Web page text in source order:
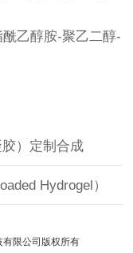
乙醇胺-聚乙二醇-
）定制合成
Hydrogel）
限公司版权所有